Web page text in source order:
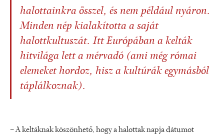
halottainkra ősszel, és nem például nyáron.
Minden nép kialakította a saját
halottkultuszát. Itt Európában a kelták
hitvilága lett a mérvadó (ami még római
elemeket hordoz, hisz a kultúrák egymásból
táplálkoznak).
– A keltáknak köszönhető, hogy a halottak napja dátumot